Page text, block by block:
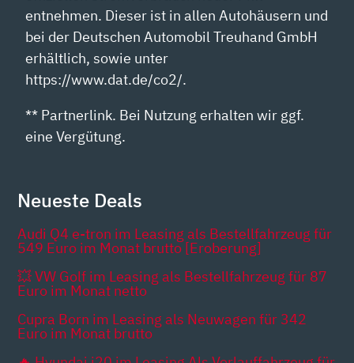
entnehmen. Dieser ist in allen Autohäusern und
bei der Deutschen Automobil Treuhand GmbH
erhältlich, sowie unter
https://www.dat.de/co2/.
** Partnerlink. Bei Nutzung erhalten wir ggf.
eine Vergütung.
Neueste Deals
Audi Q4 e-tron im Leasing als Bestellfahrzeug für
549 Euro im Monat brutto [Eroberung]
💥 VW Golf im Leasing als Bestellfahrzeug für 87
Euro im Monat netto
Cupra Born im Leasing als Neuwagen für 342
Euro im Monat brutto